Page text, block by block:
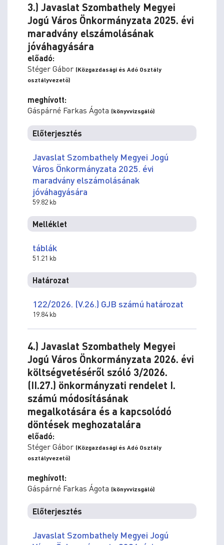
3.) Javaslat Szombathely Megyei
Jogú Város Önkormányzata 2025. évi
maradvány elszámolásának
jóváhagyására
előadó:
Stéger Gábor (Közgazdasági és Adó Osztály
osztályvezető)
meghívott:
Gáspárné Farkas Ágota (könyvvizsgáló)
Előterjesztés
Javaslat Szombathely Megyei Jogú
Város Önkormányzata 2025. évi
maradvány elszámolásának
jóváhagyására
59.82 kb
Melléklet
táblák
51.21 kb
Határozat
122/2026. (V.26.) GJB számú határozat
19.84 kb
4.) Javaslat Szombathely Megyei
Jogú Város Önkormányzata 2026. évi
költségvetéséről szóló 3/2026.
(II.27.) önkormányzati rendelet I.
számú módosításának
megalkotására és a kapcsolódó
döntések meghozatalára
előadó:
Stéger Gábor (Közgazdasági és Adó Osztály
osztályvezető)
meghívott:
Gáspárné Farkas Ágota (könyvvizsgáló)
Előterjesztés
Javaslat Szombathely Megyei Jogú